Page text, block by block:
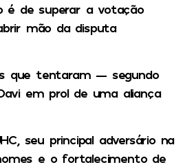
é de superar a votação
mão da disputa
que tentaram — segundo
em prol de uma aliança
seu principal adversário na
e o fortalecimento de